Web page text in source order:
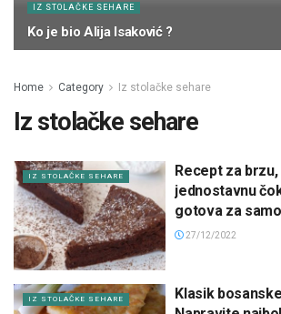
IZ STOLAČKE SEHARE
Ko je bio Alija Isaković ?
Home Category Iz stolačke sehare
Iz stolačke sehare
IZ STOLAČKE SEHARE
Recept za
jednostavnu
gotova za
27/12/2022
IZ STOLAČKE SEHARE
Klasik